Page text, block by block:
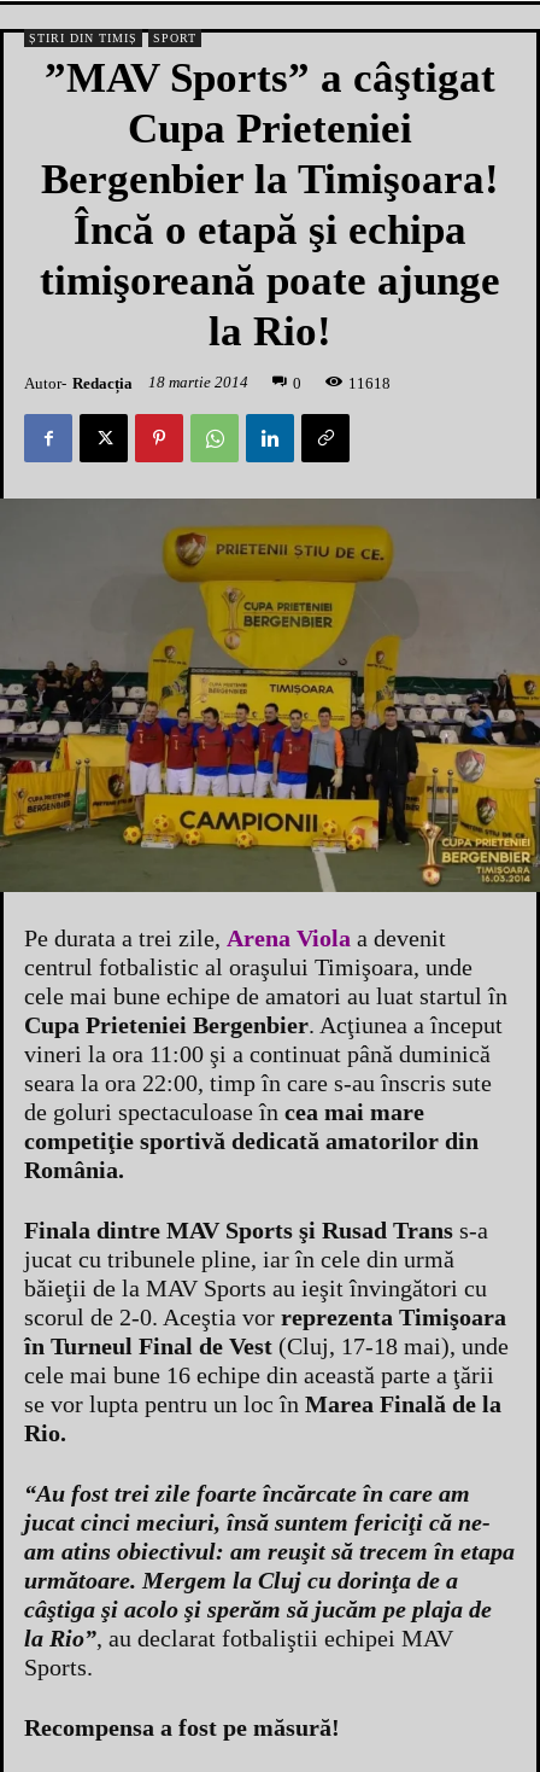
ȘTIRI DIN TIMIȘ SPORT
”MAV Sports” a câştigat
Cupa Prieteniei
Bergenbier la Timişoara!
Încă o etapă şi echipa
timişoreană poate ajunge
la Rio!
Autor- Redacția 18 martie 2014 0 1 1618
Pe durata a trei zile, Arena Viola a devenit
centrul fotbalistic al oraşului Timişoara, unde
cele mai bune echipe de amatori au luat startul în
Cupa Prieteniei Bergenbier. Acţiunea a început
vineri la ora 11:00 şi a continuat până duminică
seara la ora 22:00, timp în care s-au înscris sute
de goluri spectaculoase în cea mai mare
competiţie sportivă dedicată amatorilor din
România.
Finala dintre MAV Sports şi Rusad Trans s-a
jucat cu tribunele pline, iar în cele din urmă
băieţii de la MAV Sports au ieşit învingători cu
scorul de 2-0. Aceştia vor reprezenta Timişoara
în Turneul Final de Vest (Cluj, 17-18 mai), unde
cele mai bune 16 echipe din această parte a ţării
se vor lupta pentru un loc în Marea Finală de la
Rio.
“Au fost trei zile foarte încărcate în care am
jucat cinci meciuri, însă suntem fericiţi că ne-
am atins obiectivul: am reuşit să trecem în etapa
următoare. Mergem la Cluj cu dorinţa de a
câştiga şi acolo şi sperăm să jucăm pe plaja de
la Rio”, au declarat fotbaliştii echipei MAV
Sports.
Recompensa a fost pe măsură!